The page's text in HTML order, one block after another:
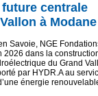
centrale
à
Savoie, NGE
2026 dans la
du Grand
par HYDR.A au
énergie